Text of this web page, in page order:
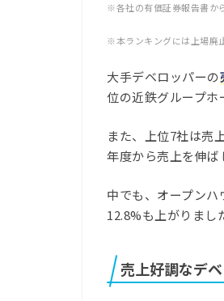
※各社の有価証券報告書か
※本ランキングには上場廃
大手デベロッパーの
位の近鉄グループホ
また、上位7社は売
年度から売上を伸ば
中でも、オープン
12.8%も上がりまし
売上好調なデ